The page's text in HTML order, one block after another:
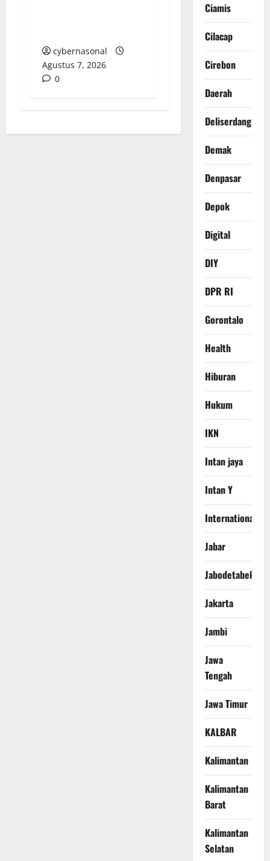
cybernasonal
Agustus 7, 2026
0
Ciamis
Cilacap
Cirebon
Daerah
Deliserdang
Demak
Denpasar
Depok
Digital
DIY
DPR RI
Gorontalo
Health
Hiburan
Hukum
IKN
Intan jaya
Intan Y
International
Jabar
Jabodetabek
Jakarta
Jambi
Jawa
Tengah
Jawa Timur
KALBAR
Kalimantan
Kalimantan
Barat
Kalimantan
Selatan